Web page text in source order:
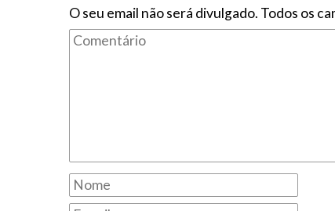
O seu email não será divulgado. Todos os